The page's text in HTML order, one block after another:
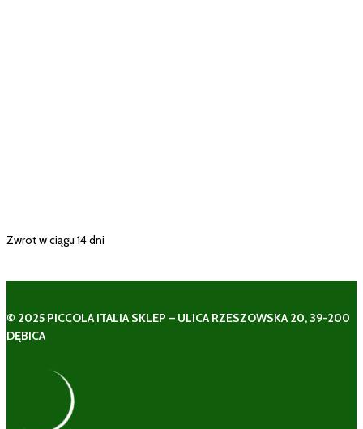
Zwrot w ciągu 14 dni
© 2025 PICCOLA ITALIA SKLEP – ULICA RZESZOWSKA 20, 39-200
DĘBICA